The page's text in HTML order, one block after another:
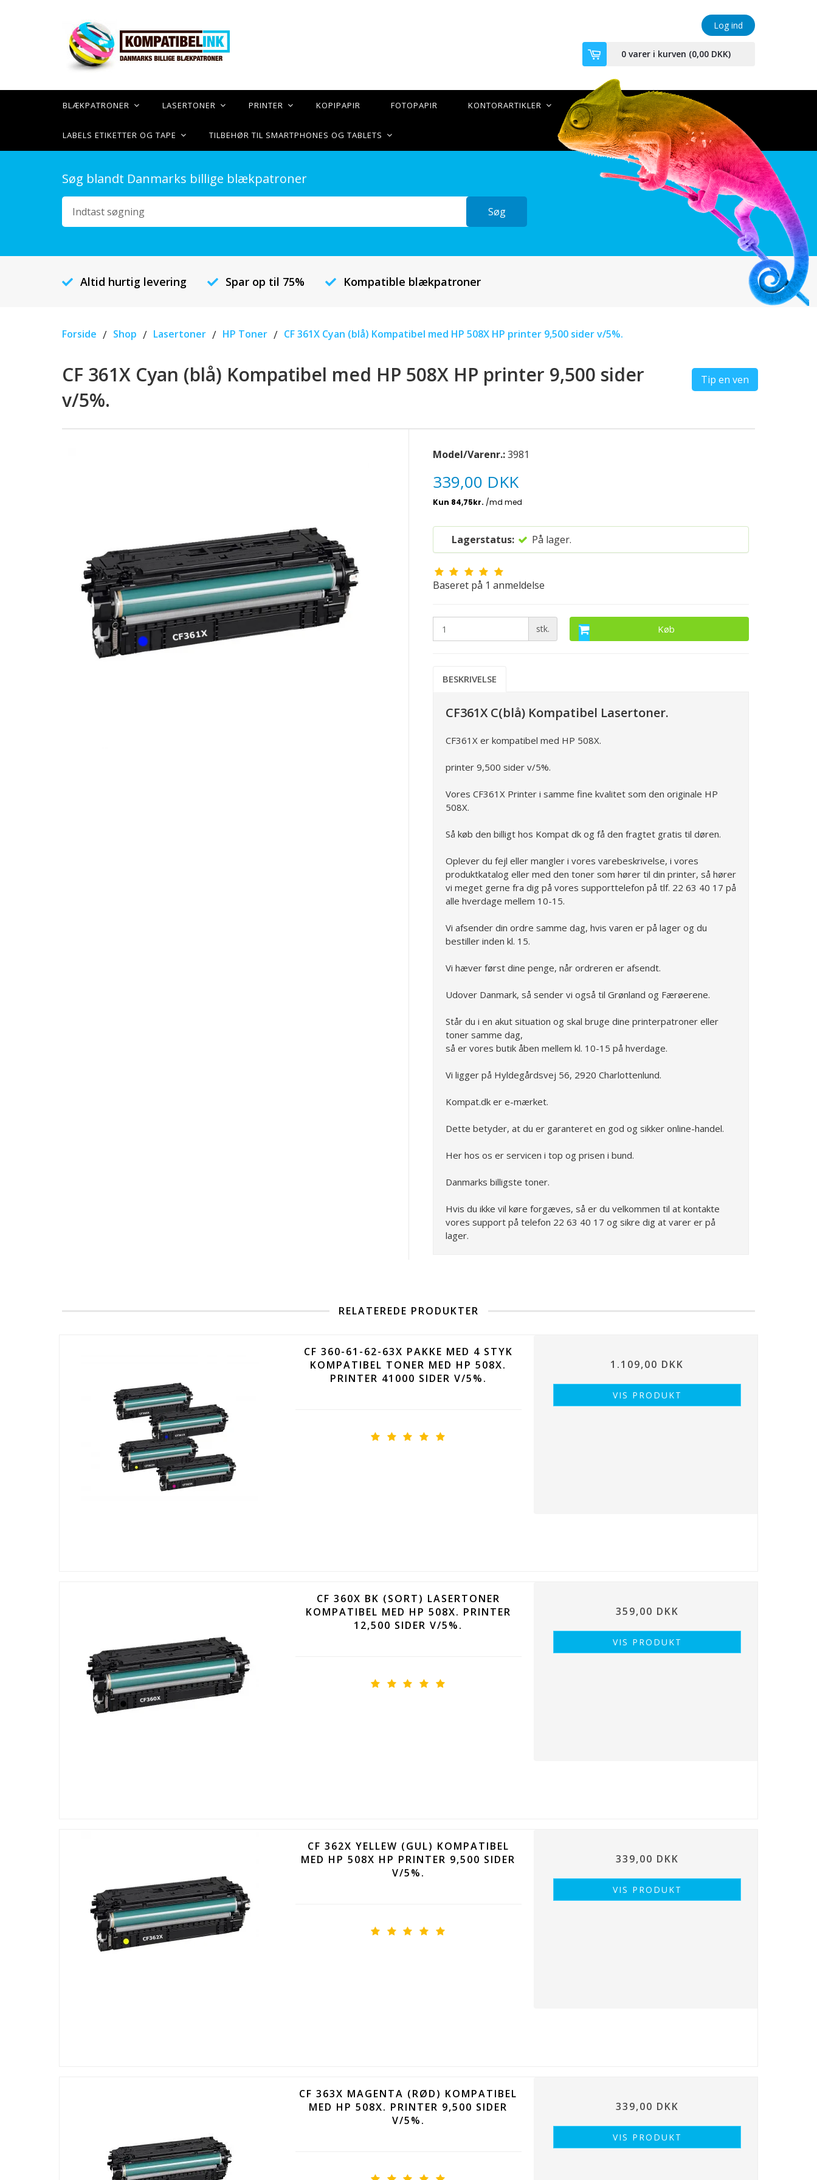
Log ind
0 varer i kurven (0,00 DKK)
BLÆKPATRONER LASERTONER PRINTER KOPIPAPIR FOTOPAPIR KONTORARTIKLER
LABELS ETIKETTER OG TAPE TILBEHØR TIL SMARTPHONES OG TABLETS
Søg blandt Danmarks billige blækpatroner
Søg
Altid hurtig levering Spar op til 75% Kompatible blækpatroner
Forside / Shop / Lasertoner / HP Toner / CF 361X Cyan (blå) Kompatibel med HP 508X HP printer 9,500 sider v/5%.
CF 361X Cyan (blå) Kompatibel med HP 508X HP printer 9,500 sider
v/5%.
Tip en ven
Model/Varenr.:3981
339,00 DKK
Lagerstatus: På lager.
Baseret på 1 anmeldelse
stk. Køb
BESKRIVELSE
CF361X C(blå) Kompatibel Lasertoner.
CF361X er kompatibel med HP 508X.
printer 9,500 sider v/5%.
Vores CF361X Printer i samme fine kvalitet som den originale HP
508X.
Så køb den billigt hos Kompat dk og få den fragtet gratis til døren.
Oplever du fejl eller mangler i vores varebeskrivelse, i vores
produktkatalog eller med den toner som hører til din printer, så hører
vi meget gerne fra dig på vores supporttelefon på tlf. 22 63 40 17 på
alle hverdage mellem 10-15.
Vi afsender din ordre samme dag, hvis varen er på lager og du
bestiller inden kl. 15.
Vi hæver først dine penge, når ordreren er afsendt.
Udover Danmark, så sender vi også til Grønland og Færøerene.
Står du i en akut situation og skal bruge dine printerpatroner eller
toner samme dag,
så er vores butik åben mellem kl. 10-15 på hverdage.
Vi ligger på Hyldegårdsvej 56, 2920 Charlottenlund.
Kompat.dk er e-mærket.
Dette betyder, at du er garanteret en god og sikker online-handel.
Her hos os er servicen i top og prisen i bund.
Danmarks billigste toner.
Hvis du ikke vil køre forgæves, så er du velkommen til at kontakte
vores support på telefon 22 63 40 17 og sikre dig at varer er på
lager.
RELATEREDE PRODUKTER
CF 360-61-62-63X PAKKE MED 4 STYK
KOMPATIBEL TONER MED HP 508X.
PRINTER 41000 SIDER V/5%.
1.109,00 DKK
VIS PRODUKT
CF 360X BK (SORT) LASERTONER
KOMPATIBEL MED HP 508X. PRINTER
12,500 SIDER V/5%.
359,00 DKK
VIS PRODUKT
CF 362X YELLEW (GUL) KOMPATIBEL
MED HP 508X HP PRINTER 9,500 SIDER
V/5%.
339,00 DKK
VIS PRODUKT
CF 363X MAGENTA (RØD) KOMPATIBEL
MED HP 508X. PRINTER 9,500 SIDER
V/5%.
339,00 DKK
VIS PRODUKT